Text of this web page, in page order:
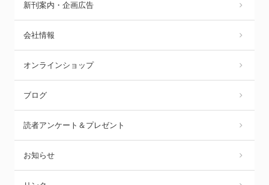
新刊案内・企画広告
会社情報
オンラインショップ
ブログ
読者アンケート＆プレゼント
お知らせ